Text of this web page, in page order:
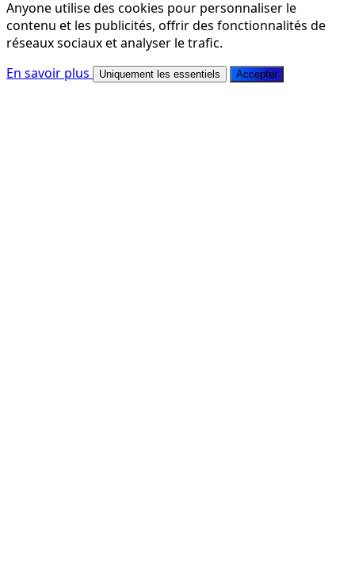
Anyone utilise des cookies pour personnaliser le
contenu et les publicités, offrir des fonctionnalités de
réseaux sociaux et analyser le trafic.
En savoir plus
Uniquement les essentiels Accepter